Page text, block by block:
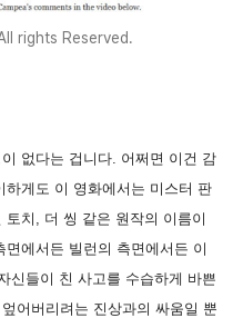
rights Reserved.
없다는 겁니다. 어쩌면 이건 감
게도 이 영화에서는 미스터 판
치, 더 씽 같은 원작의 이름이
에서든 빌런의 측면에서든 이
신들이 친 사고를 수습하게 바쁜
어버리려는 진상과의 싸움일 뿐